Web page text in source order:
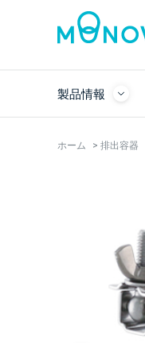
製品情報
ホーム > 排出容器